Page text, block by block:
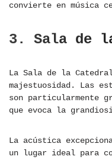
convierte en música
3. Sala de
La Sala de la
majestuosidad. Las
son particularmente
que evoca la
La acústica
un lugar ideal para